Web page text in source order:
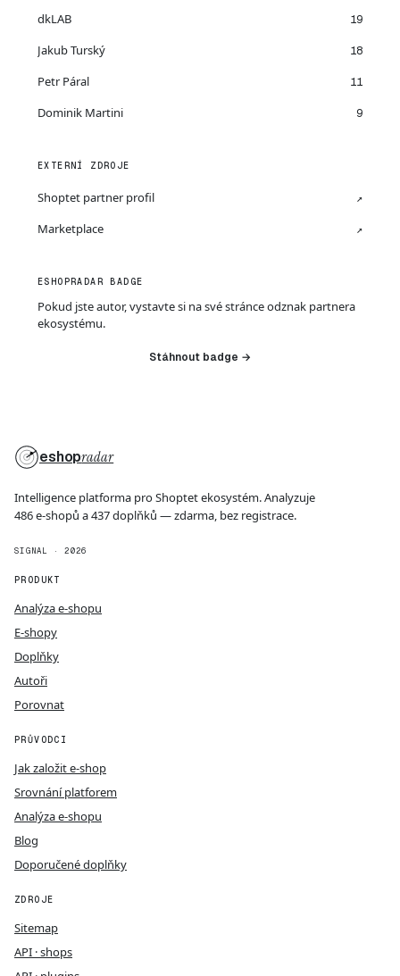
dkLAB 19
Jakub Turský 18
Petr Páral 11
Dominik Martini 9
EXTERNÍ ZDROJE
Shoptet partner profil ↗
Marketplace ↗
ESHOPRADAR BADGE
Pokud jste autor, vystavte si na své stránce odznak partnera
ekosystému.
Stáhnout badge →
eshopradar
Intelligence platforma pro Shoptet ekosystém. Analyzuje
486 e-shopů a 437 doplňků — zdarma, bez registrace.
SIGNAL · 2026
PRODUKT
Analýza e-shopu
E-shopy
Doplňky
Autoři
Porovnat
PRŮVODCI
Jak založit e-shop
Srovnání platforem
Analýza e-shopu
Blog
Doporučené doplňky
ZDROJE
Sitemap
API · shops